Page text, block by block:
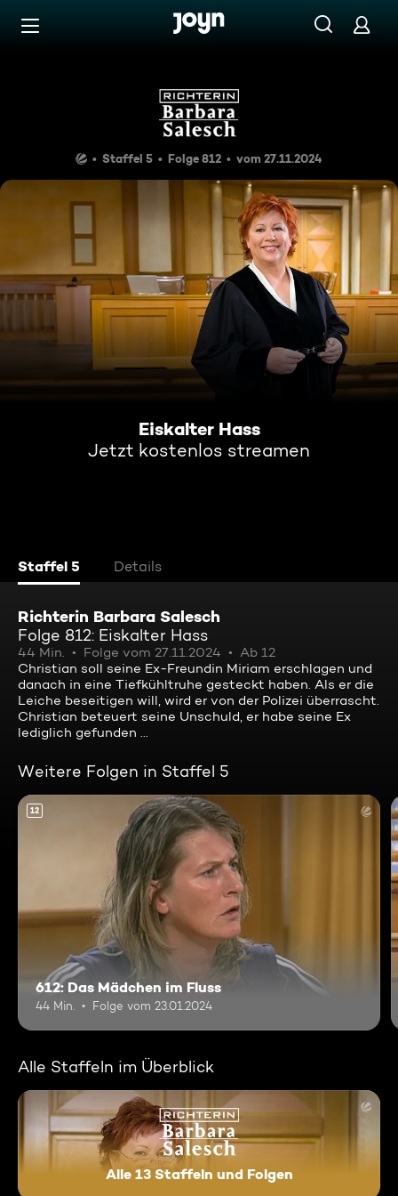
Zum Inhalt springen
Eiskalter Hass
Staffel 5 Folge 812 vom 27.11.2024
Eiskalter Hass
Jetzt kostenlos streamen
Staffel 5 Details
Richterin Barbara Salesch
Folge 812: Eiskalter Hass
44 Min. Folge vom 27.11.2024
Ab 12
Christian soll seine Ex-Freundin Miriam erschlagen und
danach in eine Tiefkühltruhe gesteckt haben. Als er die
Leiche beseitigen will, wird er von der Polizei überrascht.
Christian beteuert seine Unschuld, er habe seine Ex
lediglich gefunden ...
Weitere Folgen in Staffel 5
12
612: Das Mädchen im Fluss
44 Min. Folge vom 23.01.2024
Alle Staffeln im Überblick
Alle 13 Staffeln und Folgen